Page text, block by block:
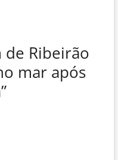
de Ribeirão
mar após